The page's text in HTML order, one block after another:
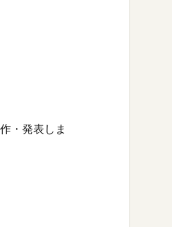
・発表しま